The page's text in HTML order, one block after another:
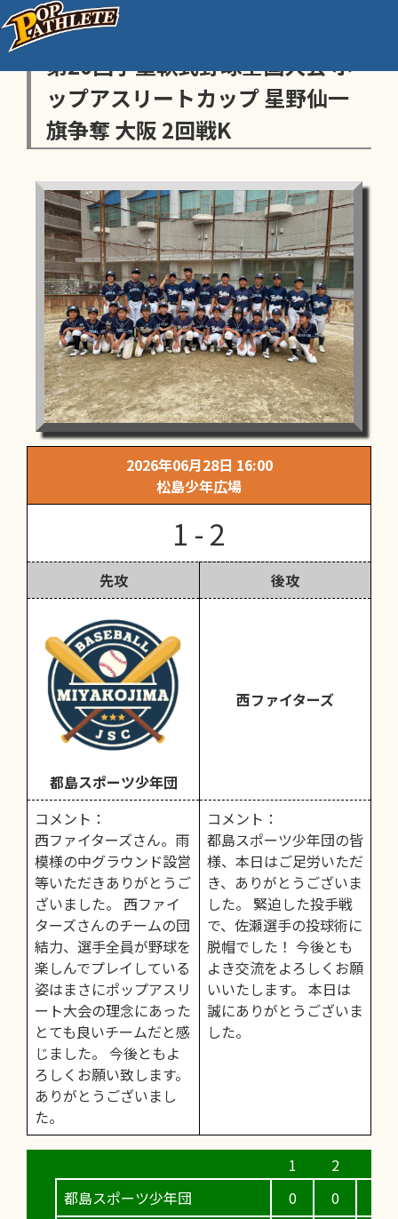
センス・トラストトーナメント
第20回学童軟式野球全国大会 ポ
ップアスリートカップ 星野仙一
旗争奪 大阪 2回戦K
2026年06月28日 16:00
松島少年広場
1 - 2
先攻 後攻
都島スポーツ少年団
西ファイターズ
コメント：
西ファイターズさん。雨
模様の中グラウンド設営
等いただきありがとうご
ざいました。 西ファイ
ターズさんのチームの団
結力、選手全員が野球を
楽しんでプレイしている
姿はまさにポップアスリ
ート大会の理念にあった
とても良いチームだと感
じました。 今後ともよ
ろしくお願い致します。
ありがとうございまし
た。
コメント：
都島スポーツ少年団の皆
様、本日はご足労いただ
き、ありがとうございま
した。 緊迫した投手戦
で、佐瀬選手の投球術に
脱帽でした！ 今後とも
よき交流をよろしくお願
いいたします。 本日は
誠にありがとうございま
した。
都島スポーツ少年団
0
0